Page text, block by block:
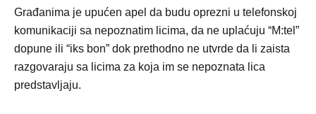
Građanima je upućen apel da budu oprezni u telefonskoj
komunikaciji sa nepoznatim licima, da ne uplaćuju “M:tel”
dopune ili “iks bon” dok prethodno ne utvrde da li zaista
razgovaraju sa licima za koja im se nepoznata lica
predstavljaju.